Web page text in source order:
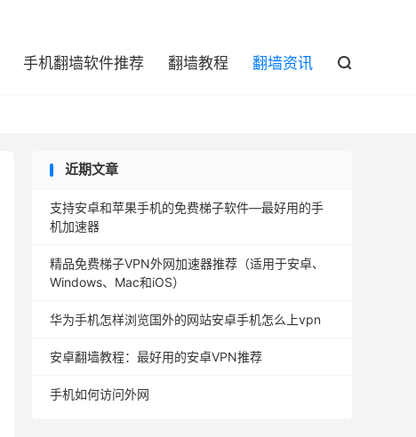
手机翻墙软件推荐 翻墙教程 翻墙资讯 
近期文章
支持安卓和苹果手机的免费梯子软件—最好用的手
机加速器
精品免费梯子VPN外网加速器推荐（适用于安卓、
Windows、Mac和iOS）
华为手机怎样浏览国外的网站安卓手机怎么上vpn
安卓翻墙教程：最好用的安卓VPN推荐
手机如何访问外网